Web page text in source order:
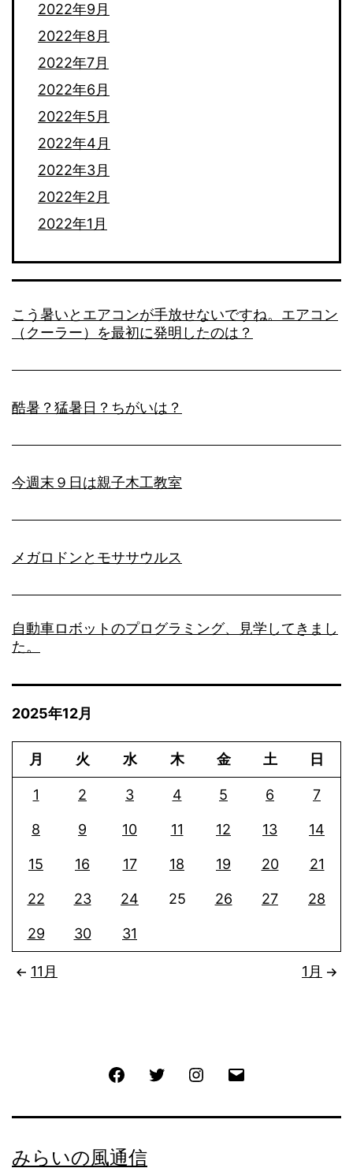
2022年9月
2022年8月
2022年7月
2022年6月
2022年5月
2022年4月
2022年3月
2022年2月
2022年1月
こう暑いとエアコンが手放せないですね。エアコン
（クーラー）を最初に発明したのは？
酷暑？猛暑日？ちがいは？
今週末９日は親子木工教室
メガロドンとモササウルス
自動車ロボットのプログラミング、見学してきまし
た。
2025年12月
月 火 水 木 金 土 日
1 2 3 4 5 6 7
8 9 10 11 12 13 14
15 16 17 18 19 20 21
22 23 24 25 26 27 28
29 30 31
11月 1月
FacebookTwitter Instagram
みらいの風通信